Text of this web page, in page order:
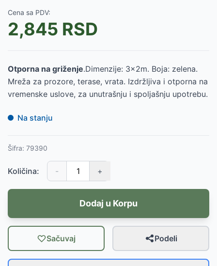
Cena sa PDV:
2,845 RSD
Otporna na griženje.Dimenzije: 3x2m. Boja: zelena.
Mreža za prozore, terase, vrata. Izdržljiva i otporna na
vremenske uslove, za unutrašnju i spoljašnju upotrebu.
Na stanju
Šifra: 79390
Količina: - +
Dodaj u Korpu
Sačuvaj Podeli